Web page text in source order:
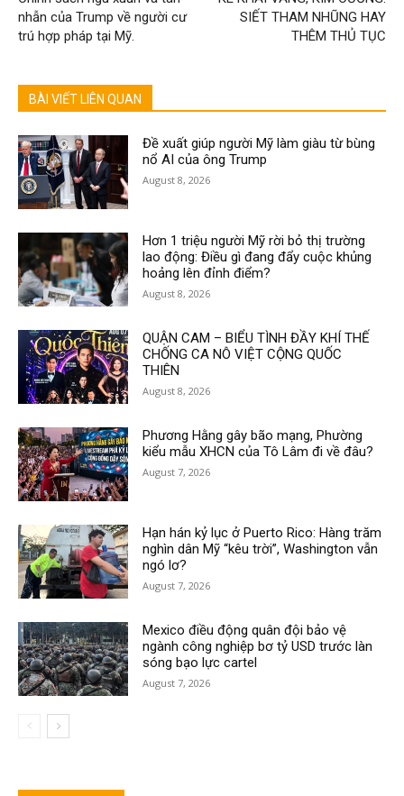
nhẫn của Trump về người cư
trú hợp pháp tại Mỹ.
SIẾT THAM NHŨNG HAY
THÊM THỦ TỤC
BÀI VIẾT LIÊN QUAN
Đề xuất giúp người Mỹ làm giàu từ bùng
nổ AI của ông Trump
August 8, 2026
Hơn 1 triệu người Mỹ rời bỏ thị trường
lao động: Điều gì đang đẩy cuộc khủng
hoảng lên đỉnh điểm?
August 8, 2026
QUẬN CAM – BIỂU TÌNH ĐẦY KHÍ THẾ
CHỐNG CA NÔ VIỆT CỘNG QUỐC
THIÊN
August 8, 2026
Phương Hằng gây bão mạng, Phường
kiểu mẫu XHCN của Tô Lâm đi về đâu?
August 7, 2026
Hạn hán kỷ lục ở Puerto Rico: Hàng trăm
nghìn dân Mỹ “kêu trời”, Washington vẫn
ngó lơ?
August 7, 2026
Mexico điều động quân đội bảo vệ
ngành công nghiệp bơ tỷ USD trước làn
sóng bạo lực cartel
August 7, 2026